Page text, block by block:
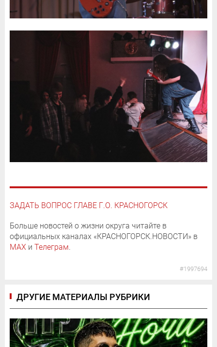
ЗАДАТЬ ВОПРОС ГЛАВЕ Г.О. КРАСНОГОРСК
Больше новостей о жизни округа читайте в
официальных каналах «КРАСНОГОРСК.НОВОСТИ» в
MAX и Телеграм.
#1997694
ДРУГИЕ МАТЕРИАЛЫ РУБРИКИ